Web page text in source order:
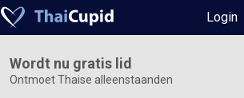
Login
Wordt nu gratis lid
Ontmoet Thaise alleenstaanden